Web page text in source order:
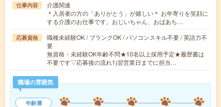
仕事内容
介護関連
＊入居者の方の「ありがとう」が嬉しい＊ お年寄りを笑顔に
する介護のお仕事です。おじいちゃん、おばあち…
応募資格
職種未経験OK / ブランクOK / パソコンスキル不要 / 英語力不
要
無資格・未経験OK年齢不問★10名以上採用予定★履歴書は
不要です▽応募後の流れ1)翌営業日までに担当…
職場の雰囲気
年齢層